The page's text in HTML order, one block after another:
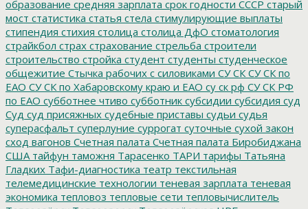
образование средняя зарплата срок годности СССР старый
мост статистика статья стела стимулирующие выплаты
стипендия стихия столица столица ДфО стоматология
страйкбол страх страхование стрельба строители
строительство стройка студент студенты студенческое
общежитие Стычка рабочих с силовиками СУ СК СУ СК по
ЕАО СУ СК по Хабаровскому краю и ЕАО су ск рф СУ СК РФ
по ЕАО субботнее чтиво субботник субсидии субсидия суд
Суд суд присяжных судебные приставы судьи судья
суперасфальт суперлуние суррогат суточные сухой закон
сход вагонов Счетная палата Счетная палата Биробиджана
США тайфун таможня Тарасенко ТАРИ тарифы Татьяна
Гладких Тафи-диагностика театр текстильная
телемедицинские технологии теневая зарплата теневая
экономика тепловоз тепловые сети тепловычислитель